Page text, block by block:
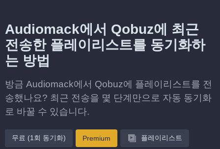
Audiomack에서 Qobuz에 최근
전송한 플레이리스트를 동기화하
는 방법
방금 Audiomack에서 Qobuz에 플레이리스트를 전
송했나요? 최근 전송을 몇 단계만으로 자동 동기화
로 바꿀 수 있습니다.
무료 (1회 동기화) Premium 플레이리스트